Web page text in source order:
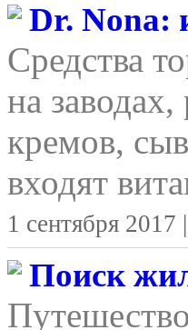
Dr. Nona:
Средства
на
кремов,
входят
1 сентября 2017 |
Поиск